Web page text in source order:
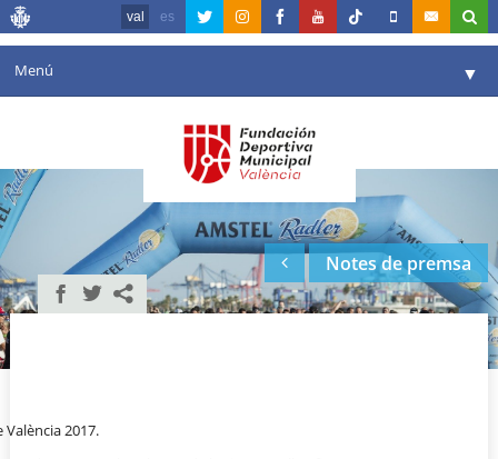
val es
Menú ▼
Agenda
Instal·lacions
Comunicació ▼
València en esport
Notes de premsa
2017.